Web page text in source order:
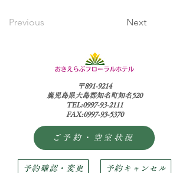
Previous Next
〒891-9214
鹿児島県大島郡知名町知名520
TEL:0997-93-2111
FAX:0997-93-5370
ご予約・空室状況
予約確認・変更 予約キャンセル